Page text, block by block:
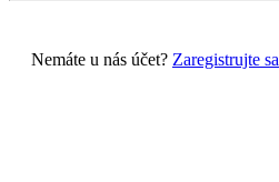
Nemáte u nás účet? Zaregistrujte sa